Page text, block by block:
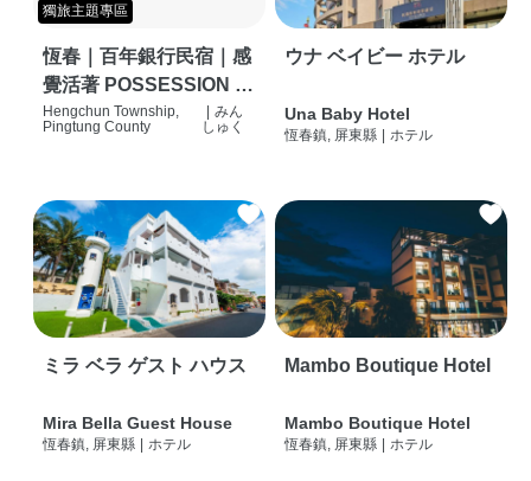
獨旅主題專區
恆春｜百年銀行民宿｜感
覺活著 POSSESSION |
背包客棧 | 恆春必住特色
Hengchun Township,
Pingtung County
みん
しゅく
ウナ ベイビー ホテル
Una Baby Hotel
恆春鎮, 屏東縣 ホテル
ミラ ベラ ゲスト ハウス
Mira Bella Guest House
恆春鎮, 屏東縣 ホテル
Mambo Boutique Hotel
Mambo Boutique Hotel
恆春鎮, 屏東縣 ホテル